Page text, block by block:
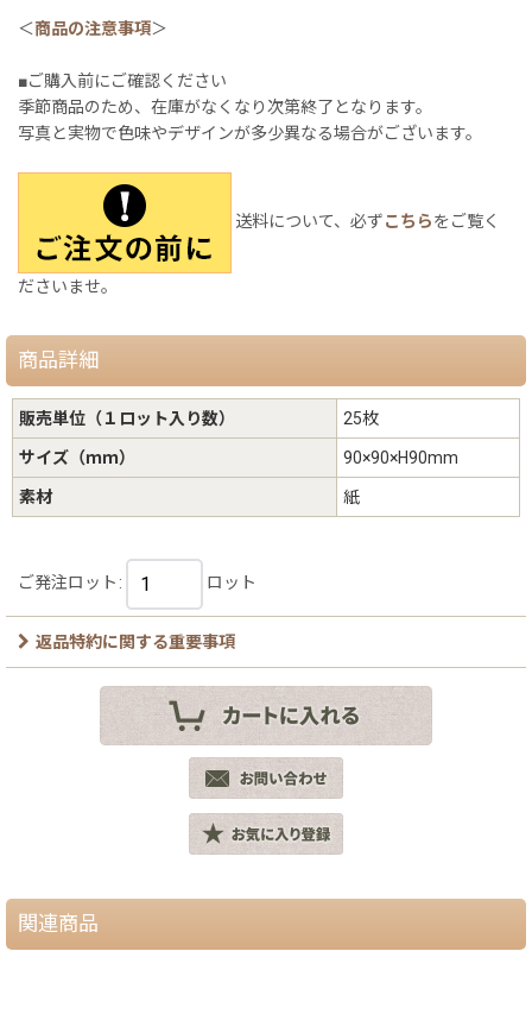
＜商品の注意事項＞
■ご購入前にご確認ください
季節商品のため、在庫がなくなり次第終了となります。
写真と実物で色味やデザインが多少異なる場合がございます。
送料について、必ずこちらをご覧く
ださいませ。
商品詳細
販売単位（１ロット入り数） 25枚
サイズ（ｍｍ） 90×90×H90mm
素材 紙
ご発注ロット : ロット
返品特約に関する重要事項
関連商品